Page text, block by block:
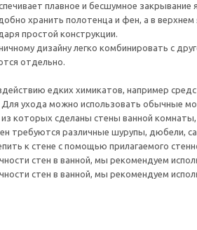
плавное и бесшумное
хранить полотенца и фен, а в
простой конструкции.
дизайну легко комбинировать с
отдельно.
едких химикатов, например
Для ухода можно использовать обычные
которых сделаны стены ванной
требуются различные шурупы, дюбели,
к стене с помощью прилагаемого
стен в ванной, мы рекомендуем
стен в ванной, мы рекомендуем